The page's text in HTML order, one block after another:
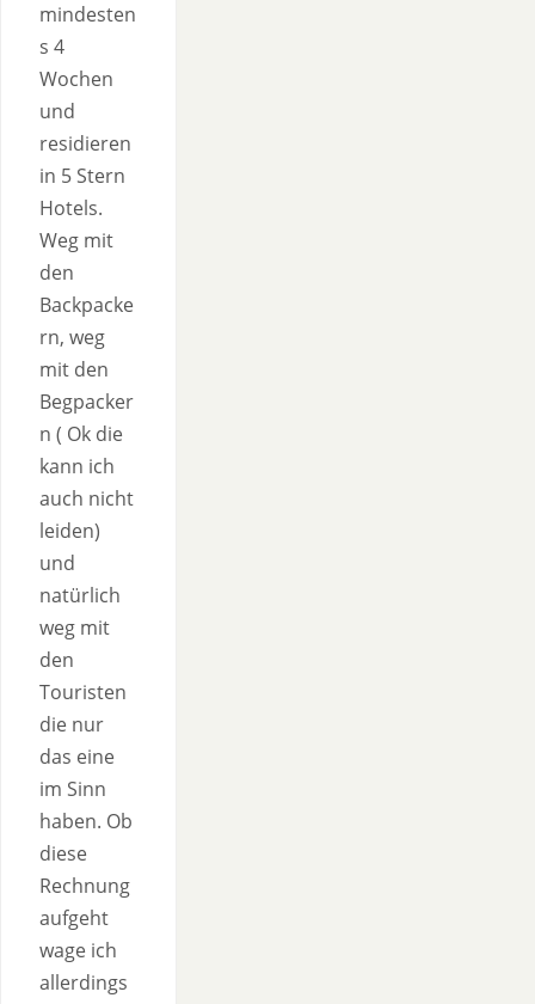
mindesten
s 4
Wochen
und
residieren
in 5 Stern
Hotels.
Weg mit
den
Backpacke
rn, weg
mit den
Begpacker
n ( Ok die
kann ich
auch nicht
leiden)
und
natürlich
weg mit
den
Touristen
die nur
das eine
im Sinn
haben. Ob
diese
Rechnung
aufgeht
wage ich
allerdings